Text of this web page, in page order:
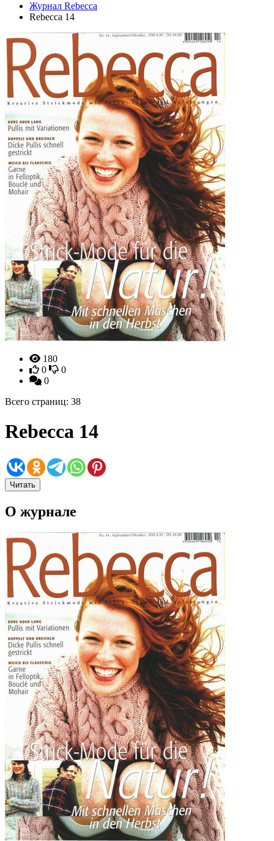
Журнал Rebecca
Rebecca 14
180
0
0
0
Всего страниц: 38
Rebecca 14
Читать
О журнале